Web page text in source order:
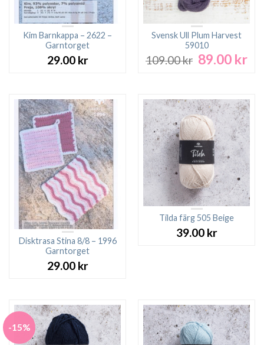
Kim Barnkappa – 2622 –
Garntorget
29.00 kr
Svensk Ull Plum Harvest
59010
109.00kr Det
109.00 kr.
89.00 kr
Disktrasa Stina 8/8 – 1996
Garntorget
29.00 kr
Tilda färg 505 Beige
39.00 kr
-15%